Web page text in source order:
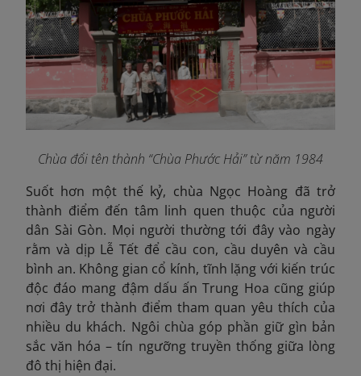
Chùa đổi tên thành “Chùa Phước Hải” từ năm 1984
Suốt hơn một thế kỷ, chùa Ngọc Hoàng đã trở
thành điểm đến tâm linh quen thuộc của người
dân Sài Gòn. Mọi người thường tới đây vào ngày
rằm và dịp Lễ Tết để cầu con, cầu duyên và cầu
bình an. Không gian cổ kính, tĩnh lặng với kiến trúc
độc đáo mang đậm dấu ấn Trung Hoa cũng giúp
nơi đây trở thành điểm tham quan yêu thích của
nhiều du khách. Ngôi chùa góp phần giữ gìn bản
sắc văn hóa – tín ngưỡng truyền thống giữa lòng
đô thị hiện đại.